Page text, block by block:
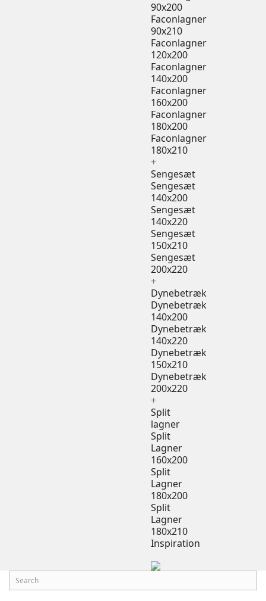
90x200
Faconlagner
90x210
Faconlagner
120x200
Faconlagner
140x200
Faconlagner
160x200
Faconlagner
180x200
Faconlagner
180x210
+
Sengesæt
Sengesæt
140x200
Sengesæt
140x220
Sengesæt
150x210
Sengesæt
200x220
+
Dynebetræk
Dynebetræk
140x200
Dynebetræk
140x220
Dynebetræk
150x210
Dynebetræk
200x220
+
Split
lagner
Split
Lagner
160x200
Split
Lagner
180x200
Split
Lagner
180x210
Inspiration